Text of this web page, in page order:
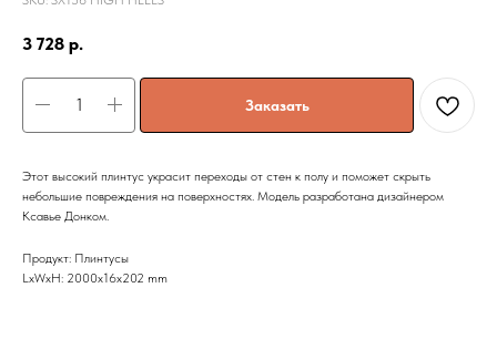
3 728 р.
Заказать
Этот высокий плинтус украсит переходы от стен к полу и поможет скрыть
небольшие повреждения на поверхностях. Модель разработана дизайнером
Ксавье Донком.
Продукт: Плинтусы
LxWxH: 2000x16x202 mm